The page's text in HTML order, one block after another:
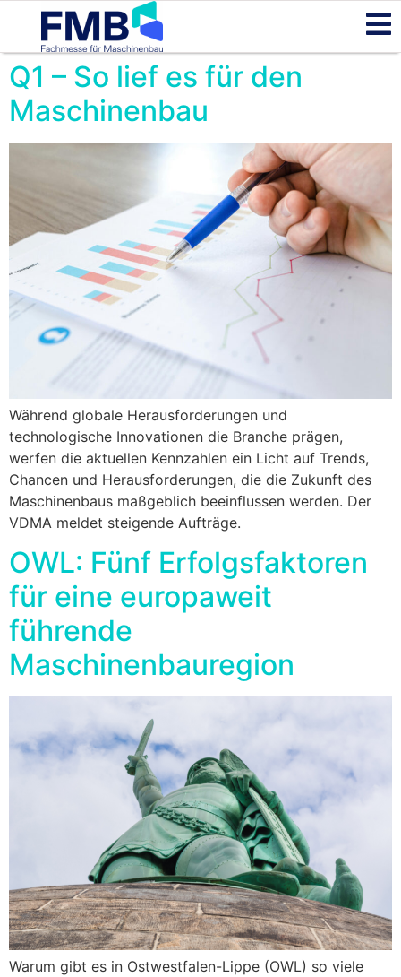
Q1 – So lief es für den
Maschinenbau
Während globale Herausforderungen und
technologische Innovationen die Branche prägen,
werfen die aktuellen Kennzahlen ein Licht auf Trends,
Chancen und Herausforderungen, die die Zukunft des
Maschinenbaus maßgeblich beeinflussen werden. Der
VDMA meldet steigende Aufträge.
OWL: Fünf Erfolgsfaktoren
für eine europaweit
führende
Maschinenbauregion
Warum gibt es in Ostwestfalen-Lippe (OWL) so viele